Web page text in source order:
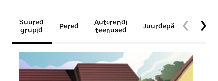
Suured
grupid
Pered
Autorendi
teenused
Juurdepääsetavus